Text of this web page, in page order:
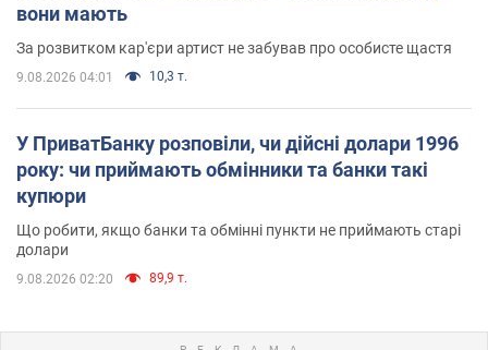
вони мають
За розвитком кар'єри артист не забував про особисте щастя
9.08.2026 04:01 10,3 т.
У ПриватБанку розповіли, чи дійсні долари 1996
року: чи приймають обмінники та банки такі
купюри
Що робити, якщо банки та обмінні пункти не приймають старі
долари
9.08.2026 02:20 89,9 т.